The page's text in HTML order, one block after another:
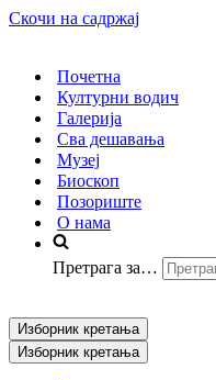
Скочи на садржај
Почетна
Културни водич
Галерија
Сва дешавања
Музеј
Биоскоп
Позориште
О нама
Претрага за…
Изборник кретања
Изборник кретања